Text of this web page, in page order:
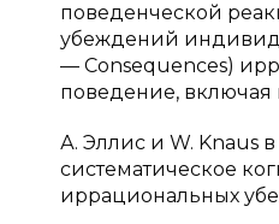
поведенческой
убеждений
— Consequences)
поведение, включая
А. Эллис и W. Knaus
систематическое
иррациональных